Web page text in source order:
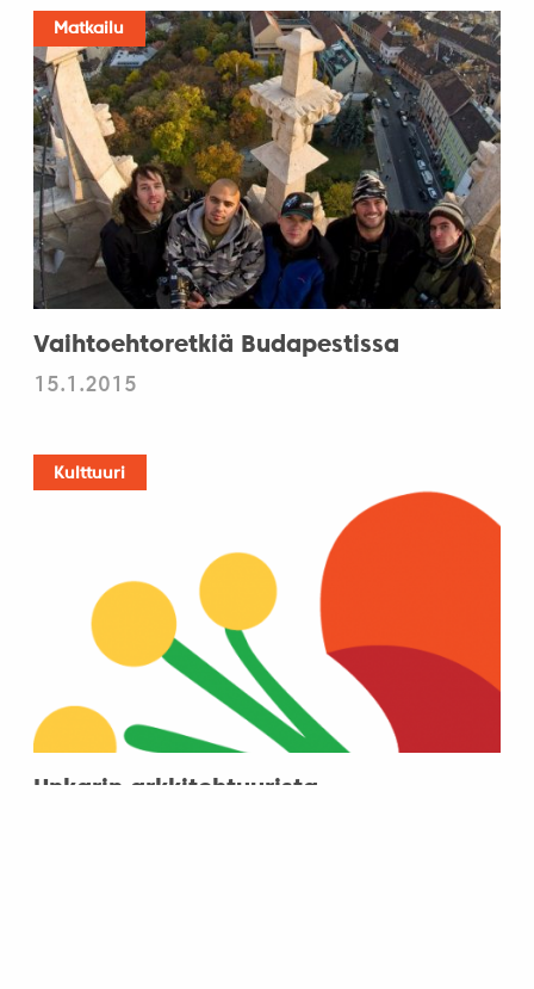
Matkailu
Vaihtoehtoretkiä Budapestissa
15.1.2015
Kulttuuri
Unkarin arkkitehtuurista